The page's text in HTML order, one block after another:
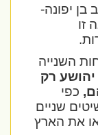
יפונה-
השנייה
רק
כפי
שניים
את הארץ